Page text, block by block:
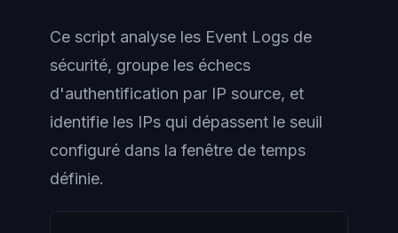
Ce script analyse les Event Logs de
sécurité, groupe les échecs
d'authentification par IP source, et
identifie les IPs qui dépassent le seuil
configuré dans la fenêtre de temps
définie.